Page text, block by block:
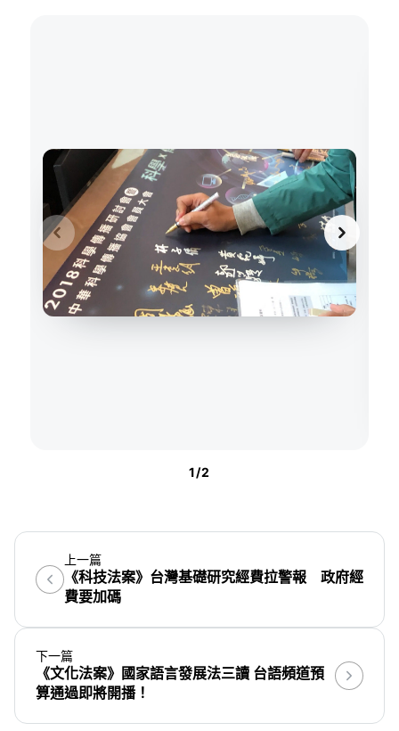
1/2
上一篇
《科技法案》台灣基礎研究經費拉警報 政府經
費要加碼
下一篇
《文化法案》國家語言發展法三讀 台語頻道預
算通過即將開播！